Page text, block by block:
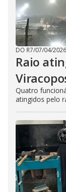
DO R7/07/04/2026
Raio
Quatro
atingidos pelo